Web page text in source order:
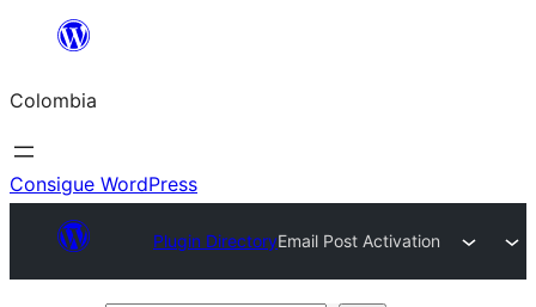
Saltar
contenido
Colombia
Consigue WordPress
Plugin DirectoryEmail Post Activation